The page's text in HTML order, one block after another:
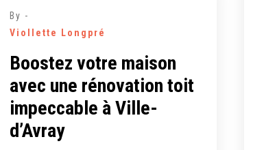
By -
Viollette Longpré
Boostez votre maison
avec une rénovation toit
impeccable à Ville-
d’Avray